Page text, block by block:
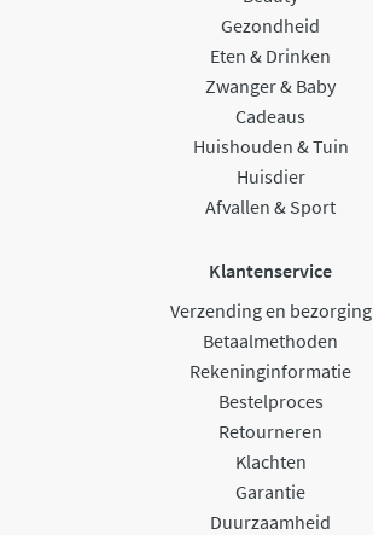
Gezondheid
Eten & Drinken
Zwanger & Baby
Cadeaus
Huishouden & Tuin
Huisdier
Afvallen & Sport
Klantenservice
Verzending en bezorging
Betaalmethoden
Rekeninginformatie
Bestelproces
Retourneren
Klachten
Garantie
Duurzaamheid